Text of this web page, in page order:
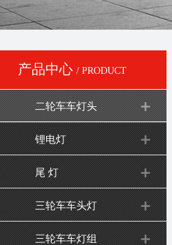
产品中心 / PRODUCT
二轮车车灯头
锂电灯
尾 灯
三轮车车头灯
三轮车车灯组